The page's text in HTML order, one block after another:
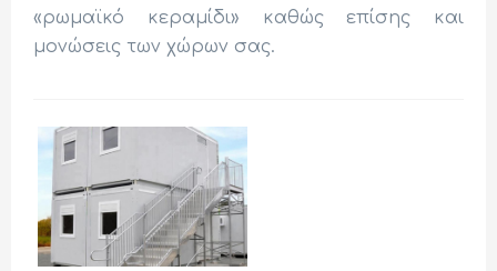
«ρωμαϊκό κεραμίδι» καθώς επίσης και
μονώσεις των χώρων σας.